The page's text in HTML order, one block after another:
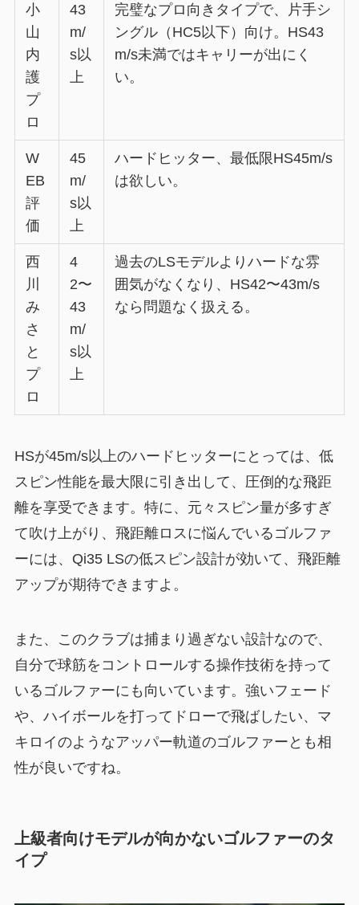
小
山
内
護
プ
ロ
43
m/
s以
上
完璧なプロ向きタイプで、片手シ
ングル（HC5以下）向け。HS43
m/s未満ではキャリーが出にく
い。
W
EB
評
価
45
m/
s以
上
ハードヒッター、最低限HS45m/s
は欲しい。
西
川
み
さ
と
プ
ロ
4
2〜
43
m/
s以
上
過去のLSモデルよりハードな雰
囲気がなくなり、HS42〜43m/s
なら問題なく扱える。
HSが45m/s以上のハードヒッターにとっては、低
スピン性能を最大限に引き出して、圧倒的な飛距
離を享受できます。特に、元々スピン量が多すぎ
て吹け上がり、飛距離ロスに悩んでいるゴルファ
ーには、Qi35 LSの低スピン設計が効いて、飛距離
アップが期待できますよ。
また、このクラブは捕まり過ぎない設計なので、
自分で球筋をコントロールする操作技術を持って
いるゴルファーにも向いています。強いフェード
や、ハイボールを打ってドローで飛ばしたい、マ
キロイのようなアッパー軌道のゴルファーとも相
性が良いですね。
上級者向けモデルが向かないゴルファーのタ
イプ